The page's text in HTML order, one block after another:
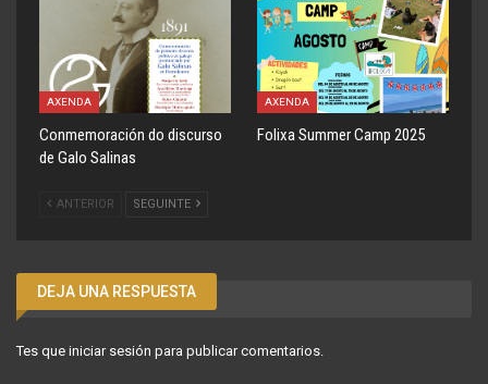
AXENDA
Conmemoración do discurso
de Galo Salinas
AXENDA
Folixa Summer Camp 2025
ANTERIOR SEGUINTE
DEJA UNA RESPUESTA
Tes que iniciar sesión para publicar comentarios.